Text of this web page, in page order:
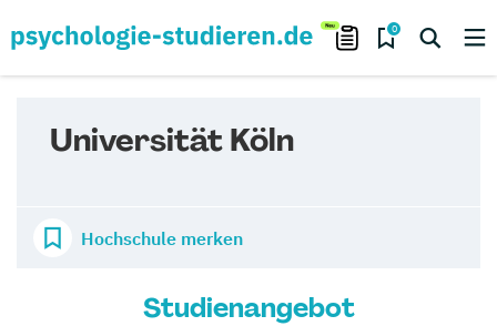
0
Universität Köln
Hochschule merken
Studienangebot